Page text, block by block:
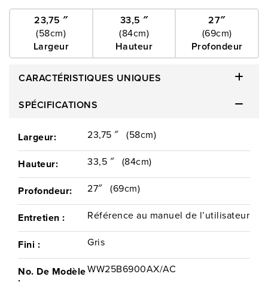
Répondez à une série de
questions afin de déterminer quel
service est parfait pour vous.
Retour
23,75 ″
(58cm)
Largeur
33,5 ″
(84cm)
Hauteur
27″
(69cm)
Profondeur
CARACTÉRISTIQUES UNIQUES
SPÉCIFICATIONS
Largeur: 23,75 ″(58cm)
Hauteur: 33,5 ″(84cm)
Profondeur: 27″(69cm)
Entretien : Référence au manuel de l’utilisateur
Fini : Gris
No. De ModèleWW25B6900AX/AC